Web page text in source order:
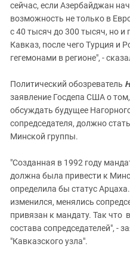
сейчас, если Азербайджан
возможность не только в
с 40 тысяч до 300 тысяч, но
Кавказ, после чего Турция и
гегемонами в регионе", -
Политический обозреватель
заявление Госдепа США о
обсуждать будущее
сопредседателя, должно
Минской группы.
"Созданная в 1992 году
должна была привести к
определила бы статус
изменился, менялись
привязан к мандату. Так что
состава сопредседателей", -
"Кавказского узла".